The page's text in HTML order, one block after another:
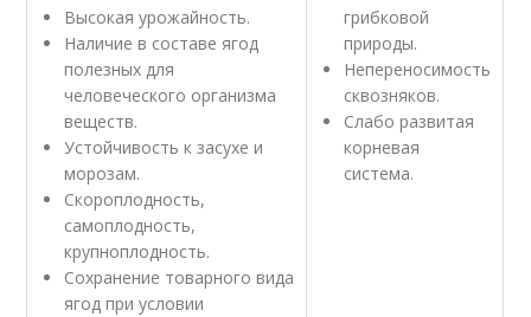
Высокая урожайность.
Наличие в составе ягод
полезных для
человеческого организма
веществ.
Устойчивость к засухе и
морозам.
Скороплодность,
самоплодность,
крупноплодность.
Сохранение товарного вида
ягод при условии
грибковой
природы.
Непереносимость
сквозняков.
Слабо развитая
корневая
система.